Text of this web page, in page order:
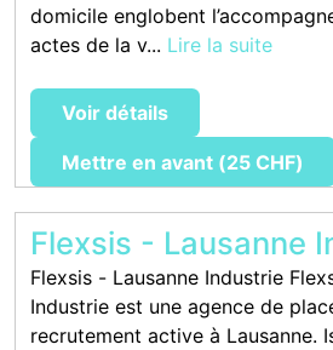
domicile englobent
actes de la v... Lire la suite
Voir détails
Mettre en avant (25 CHF)
Flexsis - Lausanne
Flexsis - Lausanne Industrie
Industrie est une agence de
recrutement active à Lausanne.